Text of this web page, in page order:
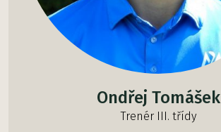
Ondřej Tomášek
Trenér III. třídy